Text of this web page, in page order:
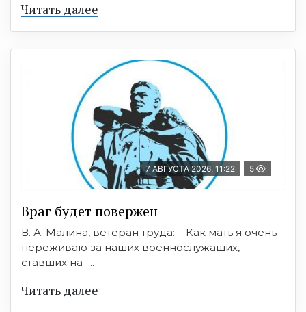
Читать далее
7 АВГУСТА 2026, 11:22 5
Враг будет повержен
В. А. Малина, ветеран труда: – Как мать я очень
переживаю за наших военнослужащих,
ставших на ...
Читать далее